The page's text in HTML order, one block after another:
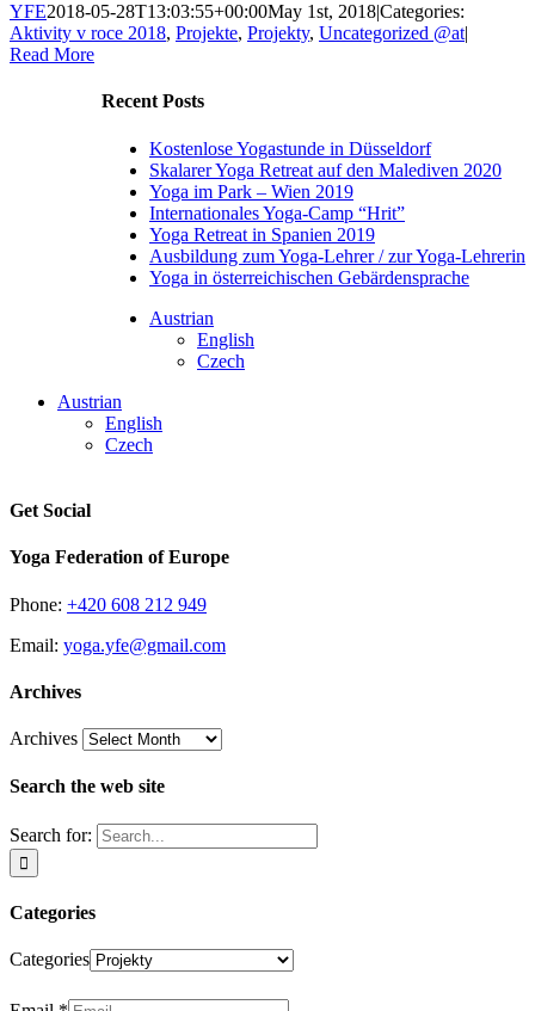
YFE2018-05-28T13:03:55+00:00May 1st, 2018|Categories:
Aktivity v roce 2018, Projekte, Projekty, Uncategorized @at|
Read More
Recent Posts
Kostenlose Yogastunde in Düsseldorf
Skalarer Yoga Retreat auf den Malediven 2020
Yoga im Park – Wien 2019
Internationales Yoga-Camp “Hrit”
Yoga Retreat in Spanien 2019
Ausbildung zum Yoga-Lehrer / zur Yoga-Lehrerin
Yoga in österreichischen Gebärdensprache
Austrian
English
Czech
Austrian
English
Czech
Get Social
Yoga Federation of Europe
Phone: +420 608 212 949
Email: yoga.yfe@gmail.com
Archives
Archives
Search the web site
Search for:
Categories
Categories